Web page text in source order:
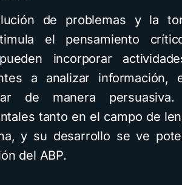
de problemas y la
el pensamiento
incorporar
a analizar información,
de manera persuasiva.
tanto en el campo de
y su desarrollo se ve
del ABP.